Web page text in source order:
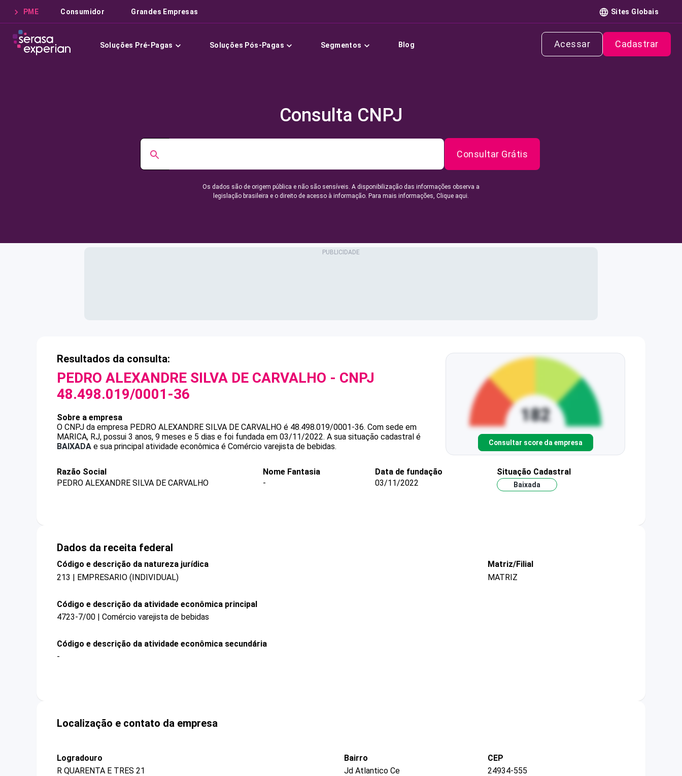
PME Consumidor Grandes Empresas Sites Globais
Soluções Pré-Pagas Soluções Pós-Pagas Segmentos Blog Acessar Cadastrar
Consulta CNPJ
Consultar Grátis
Os dados são de origem pública e não são sensíveis. A disponibilização das informações observa a
legislação brasileira e o direito de acesso à informação. Para mais informações, Clique aqui.
Resultados da consulta:
PEDRO ALEXANDRE SILVA DE CARVALHO - CNPJ
48.498.019/0001-36
Sobre a empresa
O CNPJ da empresa PEDRO ALEXANDRE SILVA DE CARVALHO é 48.498.019/0001-36. Com sede em
MARICA, RJ, possui 3 anos, 9 meses e 5 dias e foi fundada em 03/11/2022. A sua situação cadastral é
BAIXADA e sua principal atividade econômica é Comércio varejista de bebidas. Consultar score da empresa
Razão Social
PEDRO ALEXANDRE SILVA DE CARVALHO
Nome Fantasia
-
Data de fundação
03/11/2022
Situação Cadastral
Baixada
Dados da receita federal
Código e descrição da natureza jurídica
213 | EMPRESARIO (INDIVIDUAL)
Matriz/Filial
MATRIZ
Código e descrição da atividade econômica principal
4723-7/00 | Comércio varejista de bebidas
Código e descrição da atividade econômica secundária
-
Localização e contato da empresa
Logradouro
R QUARENTA E TRES 21
Bairro
Jd Atlantico Ce
CEP
24934-555